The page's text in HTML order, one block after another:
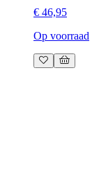
€ 46,95
Op voorraad